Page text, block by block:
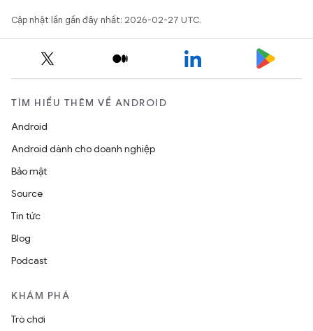
Cập nhật lần gần đây nhất: 2026-02-27 UTC.
TÌM HIỂU THÊM VỀ ANDROID
Android
Android dành cho doanh nghiệp
Bảo mật
Source
Tin tức
Blog
Podcast
KHÁM PHÁ
Trò chơi